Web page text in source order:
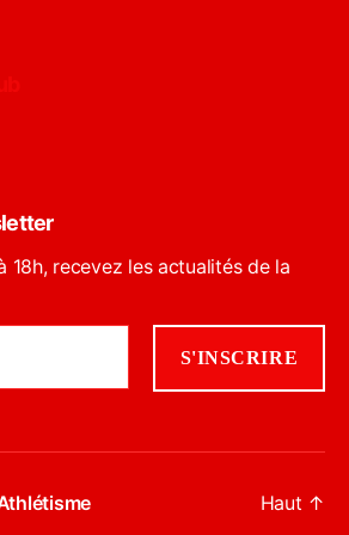
18h, recevez les actualités de la
Haut ↑